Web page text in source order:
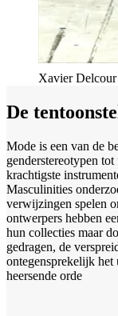
Xavier
De
Mode is een van de
genderstereotypen
krachtigste
Masculinities
verwijzingen spelen
ontwerpers hebben
hun collecties maar
gedragen, de
ontegensprekelijk het
heersende orde